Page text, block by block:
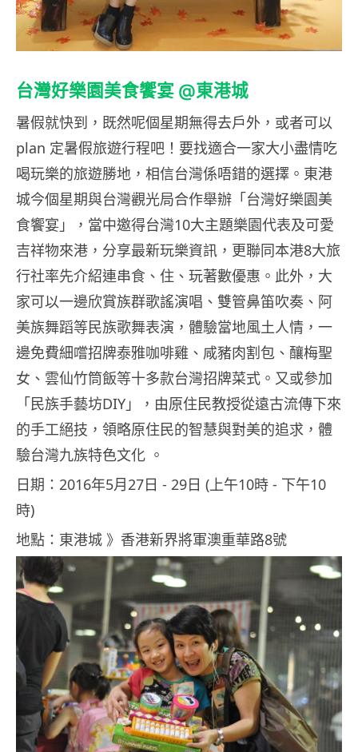
台灣好樂園美食饗宴 @東港城
暑假就快到，既然呢個星期無得去戶外，或者可以
plan 定暑假旅遊行程吧！要找適合一家大小盡情吃
喝玩樂的旅遊勝地，相信台灣係唔錯的選擇。東港
城今個星期與台灣觀光局合作舉辦「台灣好樂園美
食饗宴」，當中邀得台灣10大主題樂園代表及可愛
吉祥物來港，分享最新玩樂資訊，更聯同本港8大旅
行社率先介紹連串食、住、玩著數優惠。此外，大
家可以一邊欣賞族群歌謠演唱、雙管鼻笛吹奏、阿
美族舞蹈等民族歌舞表演，體驗當地風土人情，一
邊免費細嚐招牌泰雅咖啡雞、咸豬肉割包、釀梅聖
女、雲仙竹筒飯等十多款台灣招牌菜式。又或參加
「民族手藝坊DIY」，由原住民教授從遠古流傳下來
的手工絕技，領略原住民的智慧與對美的追求，體
驗台灣九族特色文化 。
日期：2016年5月27日 ‑ 29日 (上午10時 ‑ 下午10
時)
地點：東港城 》香港新界將軍澳重華路8號